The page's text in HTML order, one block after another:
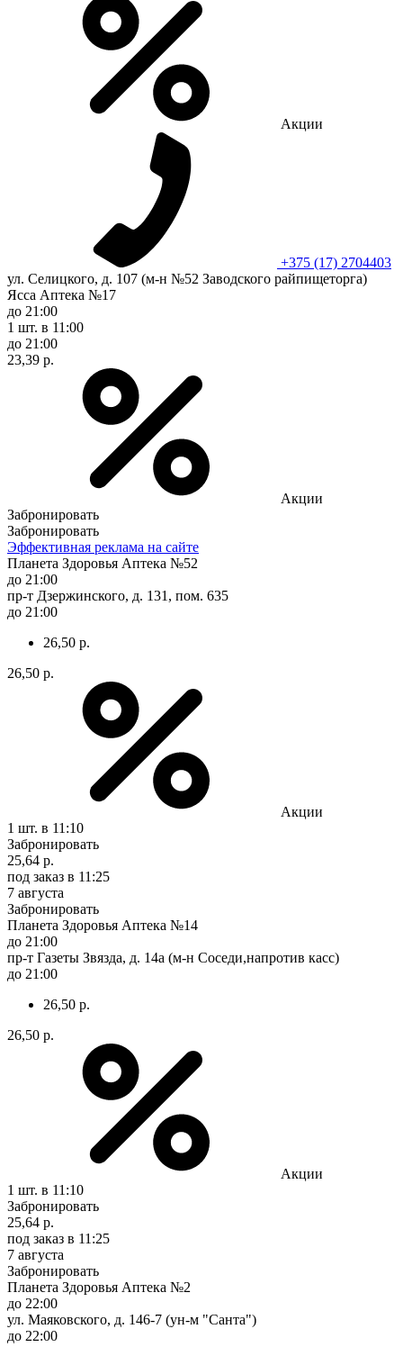
Акции
+375 (17) 2704403
ул. Селицкого, д. 107 (м-н №52 Заводского райпищеторга)
Ясса Аптека №17
до 21:00
1 шт. в 11:00
до 21:00
23,39 р.
Акции
Забронировать
Забронировать
Эффективная реклама на сайте
Планета Здоровья Аптека №52
до 21:00
пр-т Дзержинского, д. 131, пом. 635
до 21:00
26,50 р.
26,50 р.
Акции
1 шт. в 11:10
Забронировать
25,64 р.
под заказ в 11:25
7 августа
Забронировать
Планета Здоровья Аптека №14
до 21:00
пр-т Газеты Звязда, д. 14а (м-н Соседи,напротив касс)
до 21:00
26,50 р.
26,50 р.
Акции
1 шт. в 11:10
Забронировать
25,64 р.
под заказ в 11:25
7 августа
Забронировать
Планета Здоровья Аптека №2
до 22:00
ул. Маяковского, д. 146-7 (ун-м "Санта")
до 22:00